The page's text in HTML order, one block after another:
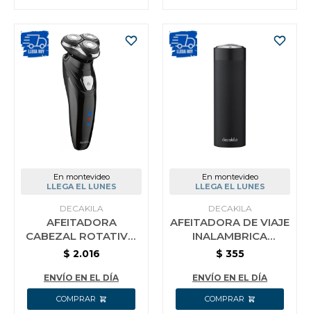
En montevideo
LLEGA EL LUNES
DECAKILA
AFEITADORA
CABEZAL ROTATIVO
INALAMBRICA
$ 2.016
ENVÍO EN EL DÍA
En montevideo
LLEGA EL LUNES
DECAKILA
AFEITADORA DE VIAJE
INALAMBRICA
BATERIA DECAKILA
$ 355
ENVÍO EN EL DÍA